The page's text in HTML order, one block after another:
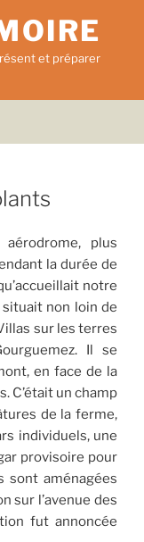
et préparer
plus
la durée de
notre
situait non loin de
sur les terres
Il se
en face de la
C’était un champ
de la ferme,
individuels, une
provisoire pour
sont aménagées
sur l’avenue des
fut annoncée